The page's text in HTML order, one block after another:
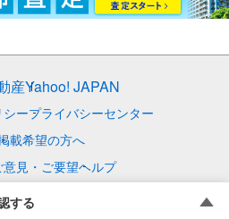
する
産Yahoo! JAPAN
ープライバシーセンター
載希望の方へ
意見・ご要望ヘルプ
Corporation